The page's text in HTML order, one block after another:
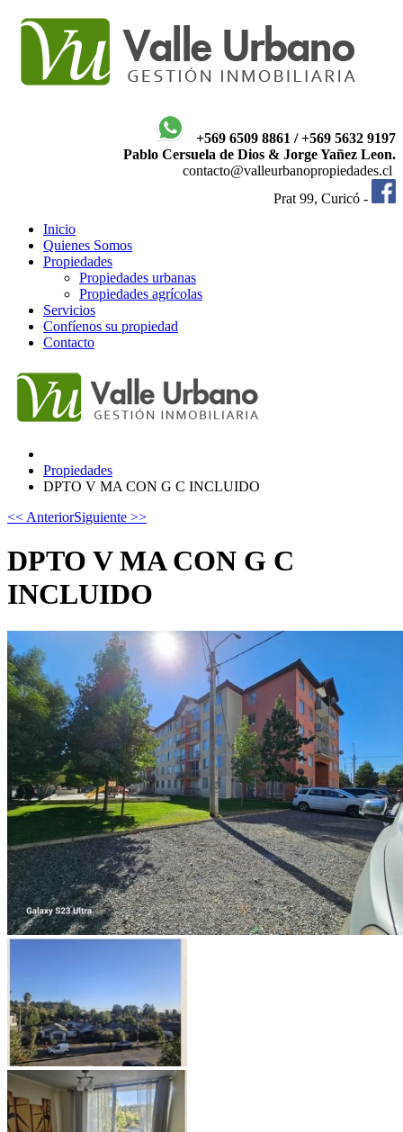
+569 6509 8861 / +569 5632 9197
Pablo Cersuela de Dios & Jorge Yañez Leon.
contacto@valleurbanopropiedades.cl
Prat 99, Curicó -
Inicio
Quienes Somos
Propiedades
Propiedades urbanas
Propiedades agrícolas
Servicios
Confíenos su propiedad
Contacto
Propiedades
DPTO V MA CON G C INCLUIDO
<< AnteriorSiguiente >>
DPTO V MA CON G C
INCLUIDO